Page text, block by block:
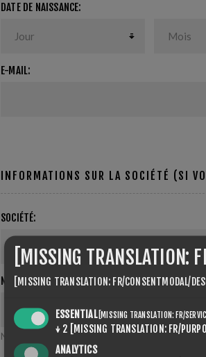
DATE DE NAISSANCE:
E-MAIL:
INFORMATIONS SUR LA SOCIÉTÉ (SI
SOCIÉTÉ:
NUMÉRO DE TVA:
NOTE : Entrer le numéro de TVA avec le code du
[MISSING TRANSLATION:
[MISSING TRANSLATION: FR/CONSENTMODAL/
ESSENTIAL [MISSING TRANSLATION: FR/
↓ 2
[MISSING TRANSLATION: FR/
ANALYTICS